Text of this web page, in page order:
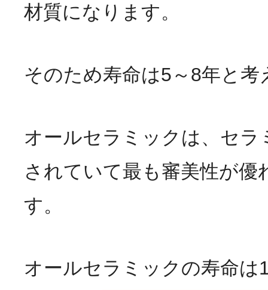
材質になります。
そのため寿命は5～8年と
オールセラミックは、セラ
されていて最も審美性が優
す。
オールセラミックの寿命は